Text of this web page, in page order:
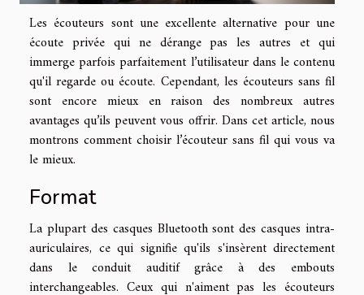
Les écouteurs sont une excellente alternative pour une
écoute privée qui ne dérange pas les autres et qui
immerge parfois parfaitement l’utilisateur dans le contenu
qu'il regarde ou écoute. Cependant, les écouteurs sans fil
sont encore mieux en raison des nombreux autres
avantages qu’ils peuvent vous offrir. Dans cet article, nous
montrons comment choisir l’écouteur sans fil qui vous va
le mieux.
Format
La plupart des casques Bluetooth sont des casques intra-
auriculaires, ce qui signifie qu'ils s'insèrent directement
dans le conduit auditif grâce à des embouts
interchangeables. Ceux qui n'aiment pas les écouteurs